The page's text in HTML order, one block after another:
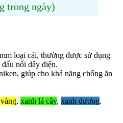
trong ngày)
loại cái, thường được sử dụng
nối dây điện.
giúp cho khả năng chống ăn
vàng, xanh lá cây, xanh dương.